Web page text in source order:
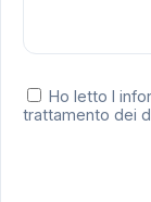
Ho letto l
trattamento dei